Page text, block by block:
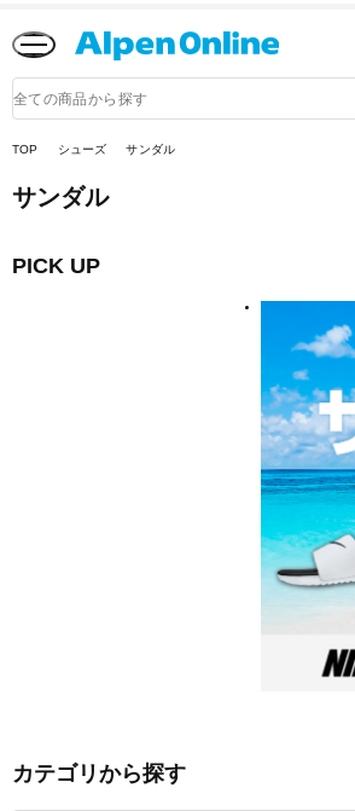
品
検
TOP
シューズ サンダル
サンダル
PICK UP
カテゴリから探す